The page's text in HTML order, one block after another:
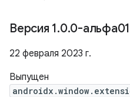
Версия 1.0.0-альфа01
22 февраля 2023 г.
Выпущен